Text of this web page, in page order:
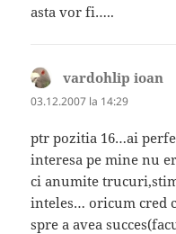
asta vor fi…..
vardohlip ioan
03.12.2007 la 14:29
ptr pozitia 16…ai
interesa pe mine nu
ci anumite
inteles… oricum cred
spre a avea